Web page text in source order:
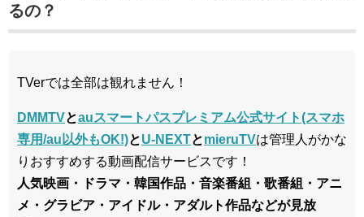
るの？
TVerでは全部は観れません！
DMMTVとauスマートパスプレミアム公式サイト(スマホ
専用/au以外もOK!)とU-NEXTとmieruTVは管理人がかな
りおすすめする動画配信サービスです！
人気映画・ドラマ・韓国作品・音楽番組・歌番組・アニ
メ・グラビア・アイドル・アダルト作品などが見放